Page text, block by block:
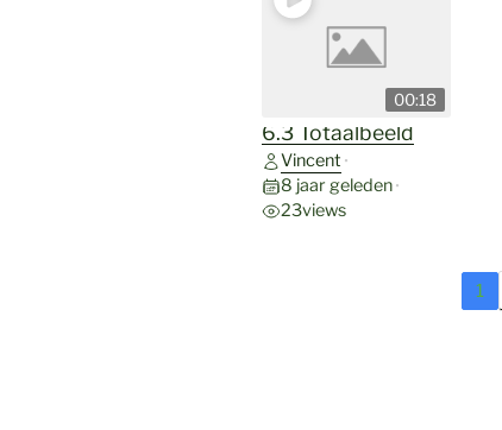
00:18
6.3 Totaalbeeld
Vincent •
8 jaar geleden•
23views
1